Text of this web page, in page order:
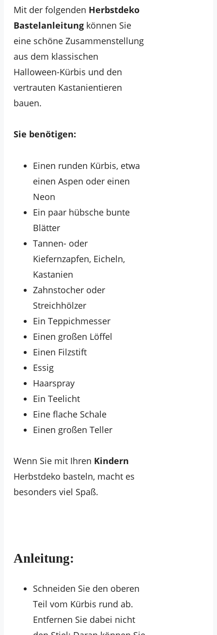
Mit der folgenden Herbstdeko
Bastelanleitung können Sie
eine schöne Zusammenstellung
aus dem klassischen
Halloween-Kürbis und den
vertrauten Kastanientieren
bauen.
Sie benötigen:
Einen runden Kürbis, etwa
einen Aspen oder einen
Neon
Ein paar hübsche bunte
Blätter
Tannen- oder
Kiefernzapfen, Eicheln,
Kastanien
Zahnstocher oder
Streichhölzer
Ein Teppichmesser
Einen großen Löffel
Einen Filzstift
Essig
Haarspray
Ein Teelicht
Eine flache Schale
Einen großen Teller
Wenn Sie mit Ihren Kindern
Herbstdeko basteln, macht es
besonders viel Spaß.
Anleitung:
Schneiden Sie den oberen
Teil vom Kürbis rund ab.
Entfernen Sie dabei nicht